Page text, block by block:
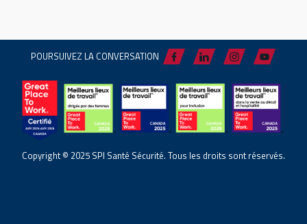
POURSUIVEZ LA CONVERSATION
Copyright © 2025 SPI Santé Sécurité. Tous les droits sont réservés.